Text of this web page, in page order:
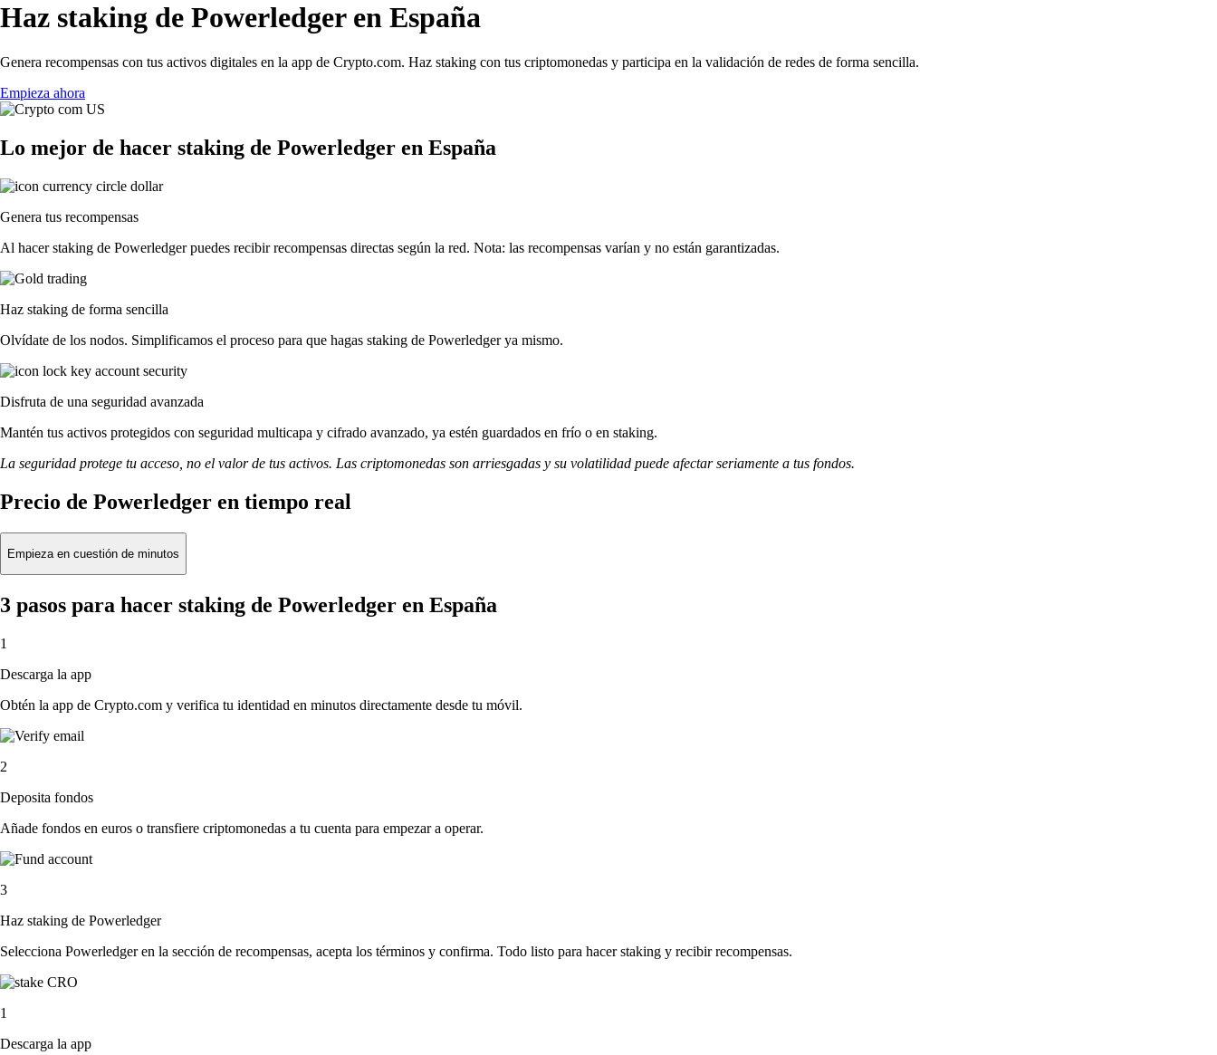
Haz staking de Powerledger en España
Genera recompensas con tus activos digitales en la app de Crypto.com. Haz staking con tus criptomonedas y participa en la validación de redes de forma sencilla.
Empieza ahora
Lo mejor de hacer staking de Powerledger en España
Genera tus recompensas
Al hacer staking de Powerledger puedes recibir recompensas directas según la red. Nota: las recompensas varían y no están garantizadas.
Haz staking de forma sencilla
Olvídate de los nodos. Simplificamos el proceso para que hagas staking de Powerledger ya mismo.
Disfruta de una seguridad avanzada
Mantén tus activos protegidos con seguridad multicapa y cifrado avanzado, ya estén guardados en frío o en staking.
La seguridad protege tu acceso, no el valor de tus activos. Las criptomonedas son arriesgadas y su volatilidad puede afectar seriamente a tus fondos.
Precio de Powerledger en tiempo real
Empieza en cuestión de minutos
3 pasos para hacer staking de Powerledger en España
1
Descarga la app
Obtén la app de Crypto.com y verifica tu identidad en minutos directamente desde tu móvil.
2
Deposita fondos
Añade fondos en euros o transfiere criptomonedas a tu cuenta para empezar a operar.
3
Haz staking de Powerledger
Selecciona Powerledger en la sección de recompensas, acepta los términos y confirma. Todo listo para hacer staking y recibir recompensas.
1
Descarga la app